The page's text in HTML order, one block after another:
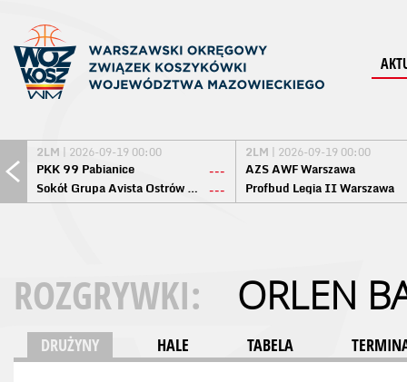
2LM | 2026-09-19 00:00
PKK 99 Pabianice
---
Sokół Grupa Avista Ostrów Maz. ---
2LM | 2026-09-19 00:00
AZS AWF Warszawa
Profbud Legia II Warszawa
ROZGRYWKI: ORLEN
DRUŻYNY HALE TABELA